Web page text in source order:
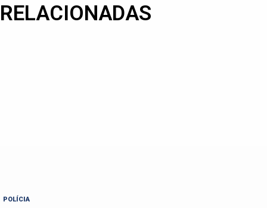
RELACIONADAS
POLÍCIA